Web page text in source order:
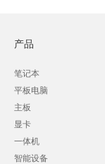
产品
笔记本
平板电脑
主板
显卡
一体机
智能设备